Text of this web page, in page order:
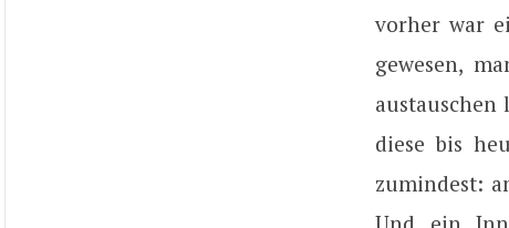
vorher war
gewesen,
austauschen
diese bis
zumindest: